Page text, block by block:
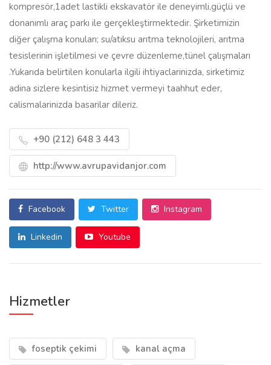
kompresör,1adet lastikli ekskavatör ile deneyimli,güçlü ve
donanımlı araç parkı ile gerçekleştirmektedir. Şirketimizin
diğer çalışma konuları; su/atıksu arıtma teknolojileri, arıtma
tesislerinin işletilmesi ve çevre düzenleme,tünel çalışmaları
.Yukarıda belirtilen konularla ilgili ihtiyaclarinizda, sirketimiz
adina sizlere kesintisiz hizmet vermeyi taahhut eder,
calismalarinizda basarilar dileriz.
+90 (212) 648 3 443
http://www.avrupavidanjor.com
Facebook Twitter Instagram
Linkedin Youtube
Hizmetler
foseptik çekimi kanal açma